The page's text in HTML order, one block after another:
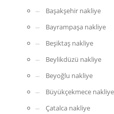
Başakşehir nakliye
Bayrampaşa nakliye
Beşiktaş nakliye
Beylikdüzü nakliye
Beyoğlu nakliye
Büyükçekmece nakliye
Çatalca nakliye